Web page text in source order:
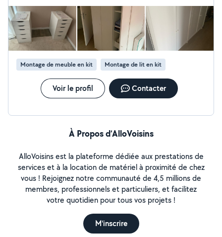
25km. Devis gratuit et réactivité !
Montage de meuble en kit Montage de lit en kit
Voir le profil Contacter
À Propos d’AlloVoisins
AlloVoisins est la plateforme dédiée aux prestations de
services et à la location de matériel à proximité de chez
vous ! Rejoignez notre communauté de 4,5 millions de
membres, professionnels et particuliers, et facilitez
votre quotidien pour tous vos projets !
M'inscrire